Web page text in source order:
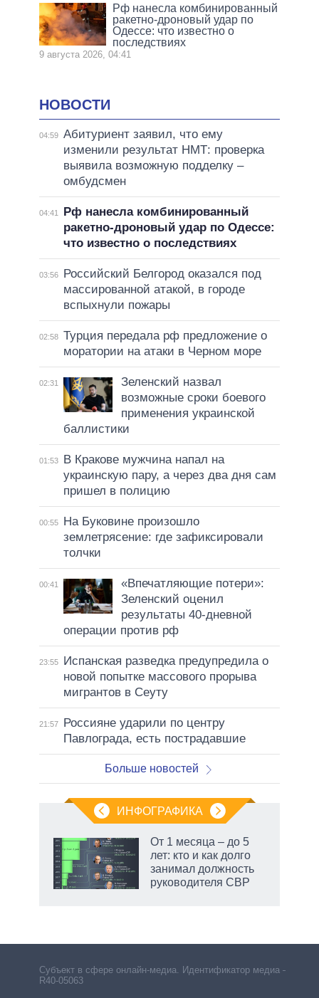
Рф нанесла комбинированный
ракетно-дроновый удар по
Одессе: что известно о
последствиях
9 августа 2026, 04:41
НОВОСТИ
04:59 Абитуриент заявил, что ему
изменили результат НМТ: проверка
выявила возможную подделку –
омбудсмен
04:41
Рф нанесла комбинированный
ракетно-дроновый удар по Одессе:
что известно о последствиях
03:56
Российский Белгород оказался под
массированной атакой, в городе
вспыхнули пожары
02:58 Турция передала рф предложение о
моратории на атаки в Черном море
02:31
Зеленский назвал
возможные сроки боевого
применения украинской
баллистики
01:53
В Кракове мужчина напал на
украинскую пару, а через два дня сам
пришел в полицию
00:55
На Буковине произошло
землетрясение: где зафиксировали
толчки
00:41
«Впечатляющие потери»:
Зеленский оценил
результаты 40-дневной
операции против рф
23:55
Испанская разведка предупредила о
новой попытке массового прорыва
мигрантов в Сеуту
21:57
Россияне ударили по центру
Павлограда, есть пострадавшие
Больше новостей
ИНФОГРАФИКА
От 1 месяца – до 5
лет: кто и как долго
занимал должность
руководителя СВР
Субъект в сфере онлайн-медиа. Идентификатор медиа –
R40-05063